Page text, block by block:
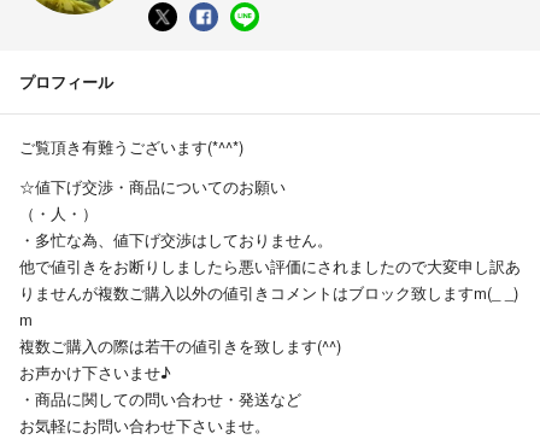
プロフィール
ご覧頂き有難うございます(*^^*)
☆値下げ交渉・商品についてのお願い
（・人・）
・多忙な為、値下げ交渉はしておりません。
他で値引きをお断りしましたら悪い評価にされましたので大変申し訳あ
りませんが複数ご購入以外の値引きコメントはブロック致しますm(_ _)
m
複数ご購入の際は若干の値引きを致します(^^)
お声かけ下さいませ♪
・商品に関しての問い合わせ・発送など
お気軽にお問い合わせ下さいませ。